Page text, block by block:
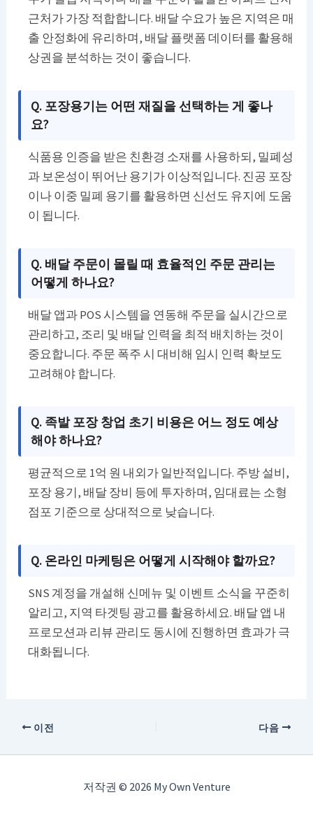
근처가 가장 적합합니다. 배달 수요가 높은 지역은 매
출 안정화에 유리하며, 배달 플랫폼 데이터를 활용해
상권을 분석하는 것이 좋습니다.
Q. 포장용기는 어떤 재질을 선택하는 게 좋나
요?
식품용 인증을 받은 친환경 소재를 사용하되, 밀폐성
과 보온성이 뛰어난 용기가 이상적입니다. 진공 포장
이나 이중 밀폐 용기를 활용하면 신선도 유지에 도움
이 됩니다.
Q. 배달 주문이 몰릴 때 효율적인 주문 관리는
어떻게 하나요?
배달 앱과 POS 시스템을 연동해 주문을 실시간으로
관리하고, 조리 및 배달 인력을 최적 배치하는 것이
중요합니다. 주문 폭주 시 대비해 임시 인력 확보도
고려해야 합니다.
Q. 족발 포장 창업 초기 비용은 어느 정도 예상
해야 하나요?
평균적으로 1억 원 내외가 일반적입니다. 주방 설비,
포장 용기, 배달 장비 등에 투자하며, 임대료는 소형
점포 기준으로 상대적으로 낮습니다.
Q. 온라인 마케팅은 어떻게 시작해야 할까요?
SNS 계정을 개설해 신메뉴 및 이벤트 소식을 꾸준히
알리고, 지역 타겟팅 광고를 활용하세요. 배달 앱 내
프로모션과 리뷰 관리도 동시에 진행하면 효과가 극
대화됩니다.
이전 다음
저작권 © 2026 My Own Venture